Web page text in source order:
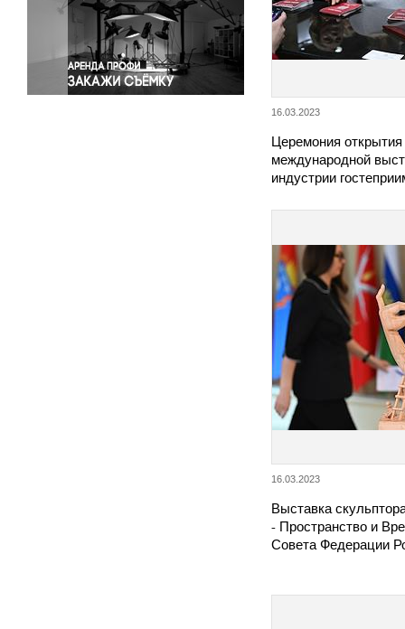
Спорт
Экология
Экономика и бизнес
16.03.2023
Церемония
международной
индустрии
16.03.2023
Выставка
- Пространство и
Совета Федерации